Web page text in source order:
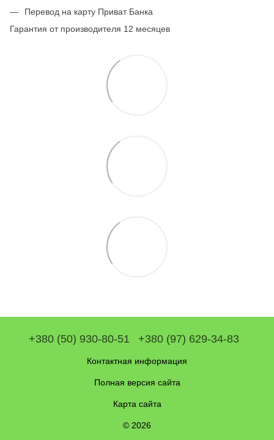
Перевод на карту Приват Банка
Гарантия от производителя 12 месяцев
+380 (50) 930-80-51 +380 (97) 629-34-83
Контактная информация
Полная версия сайта
Карта сайта
© 2026